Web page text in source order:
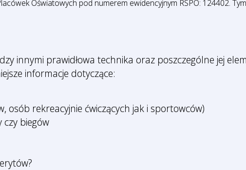
Oświatowych pod numerem ewidencyjnym RSPO: 124402.
innymi prawidłowa technika oraz poszczególne jej
informacje dotyczące:
rekreacyjnie ćwiczących jak i sportowców)
biegów